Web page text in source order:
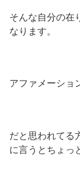
そんな自分の在
なります。
アファメーショ
だと思われてる
に言うとちょっ